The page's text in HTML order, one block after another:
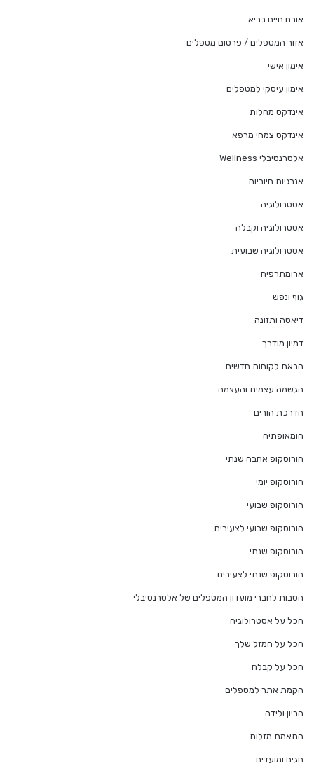
אורח חיים בריא
אזור המטפלים / פרסום מטפלים
אימון אישי
אימון עיסקי למטפלים
אינדקס מחלות
אינדקס צמחי מרפא
אלטרנטיבלי Wellness
אנרגיות חיוביות
אסטרולוגיה
אסטרולוגיה וקבלה
אסטרולוגיה שבועית
ארומתרפיה
גוף ונפש
דיאטה ותזונה
דמיון מודרך
הבאת לקוחות חדשים
הגשמה עצמית והעצמה
הדרכת הורים
הומאופתיה
הורוסקופ אהבה שנתי
הורוסקופ יומי
הורוסקופ שבועי
הורוסקופ שבועי לצעירים
הורוסקופ שנתי
הורוסקופ שנתי לצעירים
הטבות לחברי מועדון המטפלים של אלטרנטיבלי
הכל על אסטרולוגיה
הכל על המזל שלך
הכל על קבלה
הקמת אתר למטפלים
הריון ולידה
התאמת מזלות
חגים ומועדים